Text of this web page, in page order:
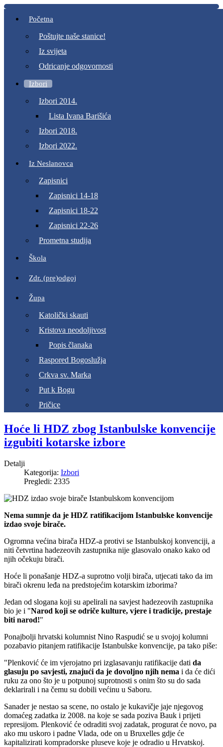
Početna
Poštujte naše stanice!
Iz svijeta
Odricanje odgovornosti
Izbori
Izbori 2014.
Lista Ivana Barišića
Izbori 2018.
Izbori 2022.
Iz Neslanovca
Zapisnici
Zapisnici 14-18
Zapisnici 18-22
Zapisnici 22-26
Prometna studija
Škola
Zdr. (pre)odgoj
Župa
Katolički skauti
Kristova neodoljivost
Popis članaka
Raspored Bogoslužja
Crkva sv. Marka
Put k Bogu
Pričice
Hoće li HDZ zbog Istanbulske konvencije
izgubiti kotarske izbore
Detalji
Kategorija: Izbori
Pregledi: 2335
Nema sumnje da je HDZ ratifikacijom Istanbulske konvencije
izdao svoje birače.
Ogromna većina birača HDZ-a protivi se Istanbulskoj konvenciji, a
niti četvrtina hadezeovih zastupnika nije glasovalo onako kako od
njih očekuju birači.
Hoće li ponašanje HDZ-a suprotno volji birača, utjecati tako da im
birači okrenu leđa na predstojećim kotarskim izborima?
Jedan od slogana koji su apelirali na savjest hadezeovih zastupnika
bio je i "Narod koji se odriče kulture, vjere i tradicije, prestaje
biti narod!"
Ponajbolji hrvatski kolumnist Nino Raspudić se u svojoj kolumni
pozabavio pitanjem ratifikacije Istanbulske konvencije, pa tako piše:
"Plenković će im vjerojatno pri izglasavanju ratifikacije dati da
glasuju po savjesti, znajući da je dovoljno njih nema i da će dići
ruku za ono što je u potpunoj suprotnosti s onim što su do sada
deklarirali i na čemu su dobili većinu u Saboru.
Sanader je nestao sa scene, no ostalo je kukavičje jaje njegovog
domaćeg zadatka iz 2008. na koje se sada poziva Bauk i prijeti
represijom. Plenković će odraditi svoj zadatak, progurat će novo, pa
ako mu uskoro i padne Vlada, ode on u Bruxelles gdje će
kapitalizirati kompradorske pluseve koje je odradio u Hrvatskoj.